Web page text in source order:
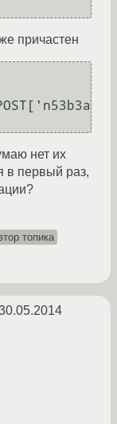
причастен
нет их
в первый раз,
топика